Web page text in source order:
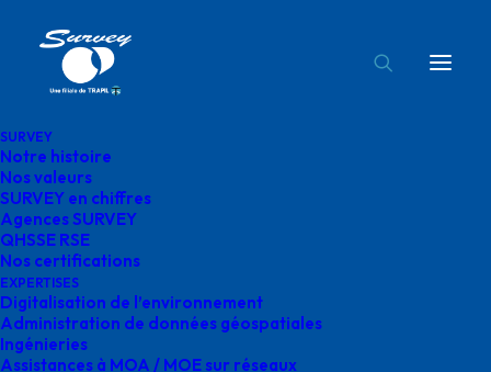
SURVEY
Notre histoire
Nos valeurs
SURVEY en chiffres
Agences SURVEY
QHSSE RSE
Nos certifications
EXPERTISES
Digitalisation de l’environnement
Administration de données géospatiales
Ingénieries
Assistances à MOA / MOE sur réseaux
Accueil Nous rejoindre